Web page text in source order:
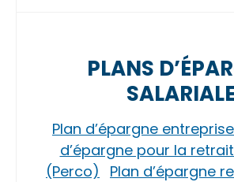
PLANS
SALARIALE
Plan d’épargne entreprise
d’épargne pour la
(Perco)
Plan d’épargne